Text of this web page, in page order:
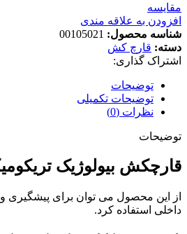
مقایسه
افزودن به علاقه مندی
شناسه محصول: 00105021
دسته: قارچ کش
اشتراک گذاری:
توضیحات
توضیحات تکمیلی
نظرات (0)
توضیحات
قارچکش بیولوژیک
از این محصول می توان برای پیشگیری
داخلی استفاده کرد.